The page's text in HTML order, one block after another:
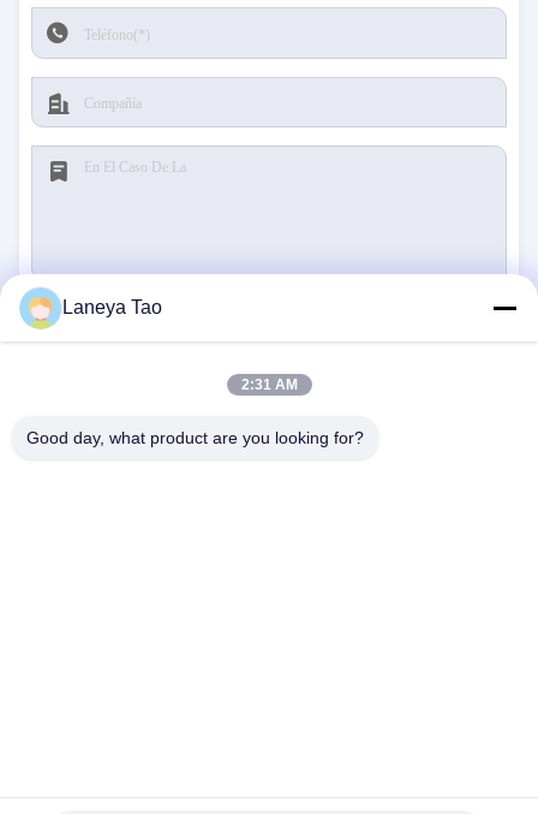
Laneya Tao
2:31 AM
Good day, what product are you looking for?